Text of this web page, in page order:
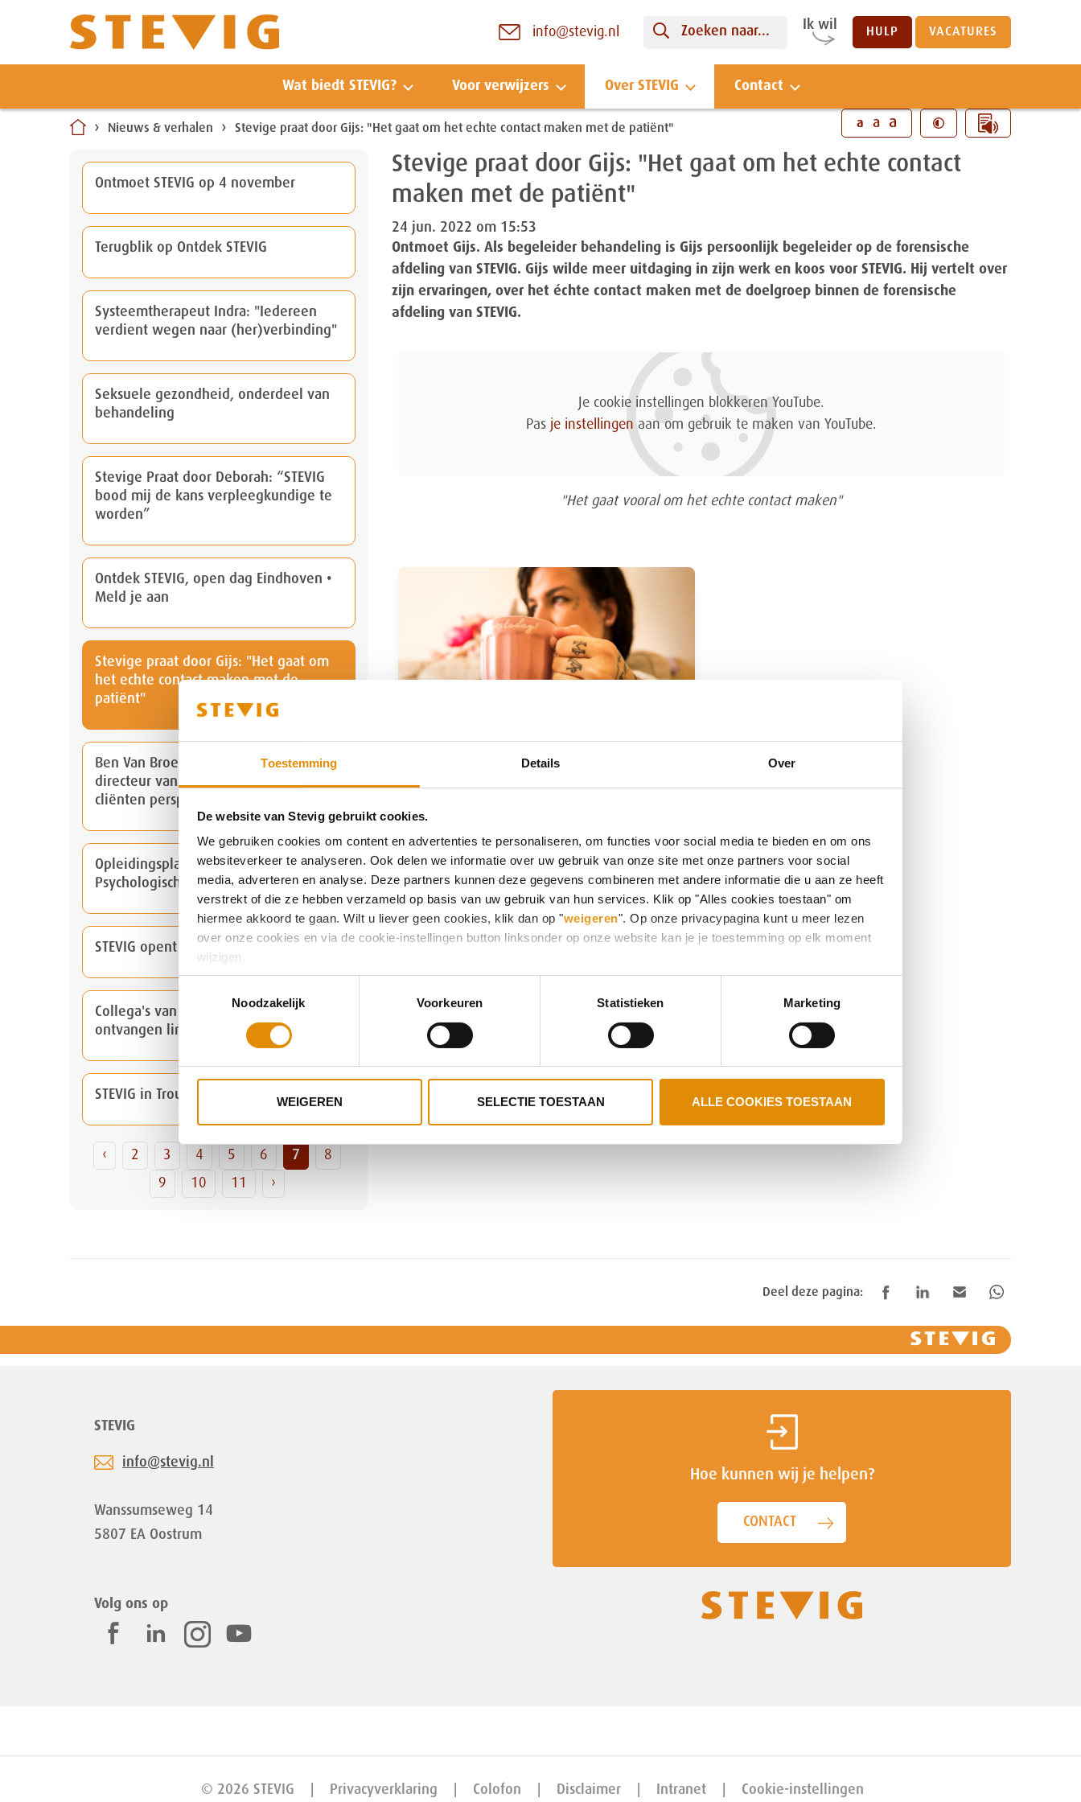
Toestemming Details Over
De website van Stevig gebruikt cookies.
We gebruiken cookies om content en advertenties te personaliseren, om functies voor social media te bieden en om ons
websiteverkeer te analyseren. Ook delen we informatie over uw gebruik van onze site met onze partners voor social
media, adverteren en analyse. Deze partners kunnen deze gegevens combineren met andere informatie die u aan ze heeft
verstrekt of die ze hebben verzameld op basis van uw gebruik van hun services. Klik op "Alles cookies toestaan" om
hiermee akkoord te gaan. Wilt u liever geen cookies, klik dan op "weigeren". Op onze privacypagina kunt u meer lezen
over onze cookies en via de cookie-instellingen button linksonder op onze website kan je je toestemming op elk moment
wijzigen.
Noodzakelijk
Voorkeuren Statistieken Marketing
WEIGEREN SELECTIE TOESTAAN ALLE COOKIES TOESTAAN
info@stevig.nl Zoeken naar... Ik wil HULP VACATURES
Wat biedt STEVIG? Voor verwijzers Over STEVIG Contact
a a a
Nieuws & verhalen Stevige praat door Gijs: "Het gaat om het echte contact maken met de patiënt"
Ontmoet STEVIG op 4 november
Terugblik op Ontdek STEVIG
Systeemtherapeut Indra: "Iedereen
verdient wegen naar (her)verbinding"
Seksuele gezondheid, onderdeel van
behandeling
Stevige Praat door Deborah: “STEVIG
bood mij de kans verpleegkundige te
worden”
Ontdek STEVIG, open dag Eindhoven •
Meld je aan
Stevige praat door Gijs: "Het gaat om
het echte contact maken met de
patiënt"
Ben Van Broeckhoven de nieuwe
directeur van STEVIG: “Laten we
cliënten perspectief bieden”
Opleidingsplaatsen bij het Consortium
Psychologische Vervolg-Opleidingen
STEVIG opent vestiging in Eindhoven
Collega's van STEVIG en Dichterbij
ontvangen lintje
STEVIG in Trouw, de Verdieping
‹ 2 3 4 5 6 7
8
9
10 11 ›
Stevige praat door Gijs: "Het gaat om het echte contact
maken met de patiënt"
24 jun. 2022 om 15:53
Ontmoet Gijs. Als begeleider behandeling is Gijs persoonlijk begeleider op de forensische
afdeling van STEVIG. Gijs wilde meer uitdaging in zijn werk en koos voor STEVIG. Hij vertelt over
zijn ervaringen, over het échte contact maken met de doelgroep binnen de forensische
afdeling van STEVIG.
Je cookie instellingen blokkeren YouTube.
Pas je instellingen aan om gebruik te maken van YouTube.
"Het gaat vooral om het echte contact maken"
Meer weten over het werken bij
STEVIG?
Deel deze pagina:
STEVIG
info@stevig.nl
Wanssumseweg 14
5807 EA Oostrum
Volg ons op
Hoe kunnen wij je helpen?
CONTACT
© 2026 STEVIG Privacyverklaring Colofon Disclaimer Intranet Cookie-instellingen
Sluiten